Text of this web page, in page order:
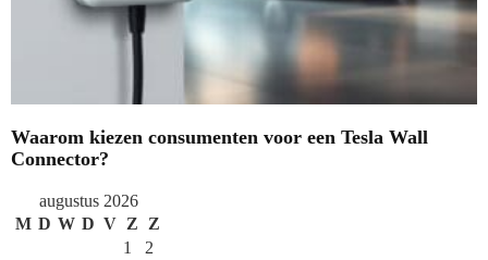
Waarom kiezen consumenten voor een Tesla Wall
Connector?
augustus 2026
M D W D V Z
Z
1
2